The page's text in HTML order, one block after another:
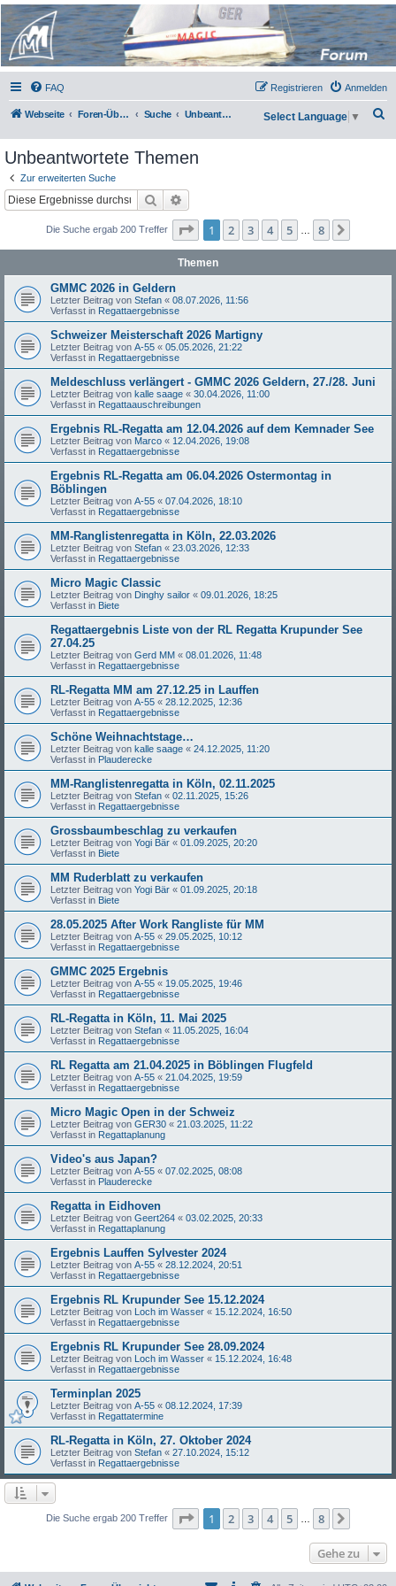
Micro Magic Forum
Deutschland
FAQ Anmelden
Registrieren
Webseite Foren-Übersicht Suche Unbeantwortete Themen Select Language ▼
Unbeantwortete Themen
Zur erweiterten Suche
Suche
Die Suche ergab 200 Treffer Seite 1von
1 2 3 4 5 8
Themen
GMMC 2026 in Geldern
Letzter Beitrag von Stefan « 08.07.2026, 11:56
Verfasst in Regattaergebnisse
Schweizer Meisterschaft 2026 Martigny
Letzter Beitrag von A-55 « 05.05.2026, 21:22
Verfasst in Regattaergebnisse
Meldeschluss verlängert - GMMC 2026 Geldern, 27./28. Juni
Letzter Beitrag von kalle saage « 30.04.2026, 11:00
Verfasst in Regattaauschreibungen
Ergebnis RL-Regatta am 12.04.2026 auf dem Kemnader See
Letzter Beitrag von Marco « 12.04.2026, 19:08
Verfasst in Regattaergebnisse
Ergebnis RL-Regatta am 06.04.2026 Ostermontag in
Böblingen
Letzter Beitrag von A-55 « 07.04.2026, 18:10
Verfasst in Regattaergebnisse
MM-Ranglistenregatta in Köln, 22.03.2026
Letzter Beitrag von Stefan « 23.03.2026, 12:33
Verfasst in Regattaergebnisse
Micro Magic Classic
Letzter Beitrag von Dinghy sailor « 09.01.2026, 18:25
Verfasst in Biete
Regattaergebnis Liste von der RL Regatta Krupunder See
27.04.25
Letzter Beitrag von Gerd MM « 08.01.2026, 11:48
Verfasst in Regattaergebnisse
RL-Regatta MM am 27.12.25 in Lauffen
Letzter Beitrag von A-55 « 28.12.2025, 12:36
Verfasst in Regattaergebnisse
Schöne Weihnachtstage…
Letzter Beitrag von kalle saage « 24.12.2025, 11:20
Verfasst in Plauderecke
MM-Ranglistenregatta in Köln, 02.11.2025
Letzter Beitrag von Stefan « 02.11.2025, 15:26
Verfasst in Regattaergebnisse
Grossbaumbeschlag zu verkaufen
Letzter Beitrag von Yogi Bär « 01.09.2025, 20:20
Verfasst in Biete
MM Ruderblatt zu verkaufen
Letzter Beitrag von Yogi Bär « 01.09.2025, 20:18
Verfasst in Biete
28.05.2025 After Work Rangliste für MM
Letzter Beitrag von A-55 « 29.05.2025, 10:12
Verfasst in Regattaergebnisse
GMMC 2025 Ergebnis
Letzter Beitrag von A-55 « 19.05.2025, 19:46
Verfasst in Regattaergebnisse
RL-Regatta in Köln, 11. Mai 2025
Letzter Beitrag von Stefan « 11.05.2025, 16:04
Verfasst in Regattaergebnisse
RL Regatta am 21.04.2025 in Böblingen Flugfeld
Letzter Beitrag von A-55 « 21.04.2025, 19:59
Verfasst in Regattaergebnisse
Micro Magic Open in der Schweiz
Letzter Beitrag von GER30 « 21.03.2025, 11:22
Verfasst in Regattaplanung
Video's aus Japan?
Letzter Beitrag von A-55 « 07.02.2025, 08:08
Verfasst in Plauderecke
Regatta in Eidhoven
Letzter Beitrag von Geert264 « 03.02.2025, 20:33
Verfasst in Regattaplanung
Ergebnis Lauffen Sylvester 2024
Letzter Beitrag von A-55 « 28.12.2024, 20:51
Verfasst in Regattaergebnisse
Ergebnis RL Krupunder See 15.12.2024
Letzter Beitrag von Loch im Wasser « 15.12.2024, 16:50
Verfasst in Regattaergebnisse
Ergebnis RL Krupunder See 28.09.2024
Letzter Beitrag von Loch im Wasser « 15.12.2024, 16:48
Verfasst in Regattaergebnisse
Terminplan 2025
Letzter Beitrag von A-55 « 08.12.2024, 17:39
Verfasst in Regattatermine
RL-Regatta in Köln, 27. Oktober 2024
Letzter Beitrag von Stefan « 27.10.2024, 15:12
Verfasst in Regattaergebnisse
Die Suche ergab 200 Treffer Seite 1von
1 2 3 4 5 8
Gehe zu